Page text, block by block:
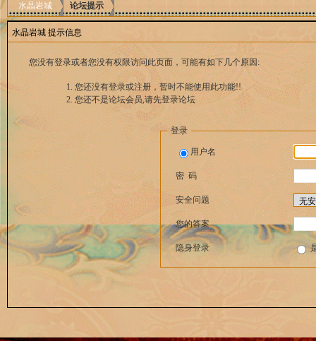
水晶岩城 论坛提示
水晶岩城 提示信息
您没有登录或者您没有权限访问此页面，可能有如下几个原因:
您还没有登录或注册，暂时不能使用此功能!!
您还不是论坛会员,请先登录论坛
登录
用户名
密 码
安全问题
您的答案
隐身登录